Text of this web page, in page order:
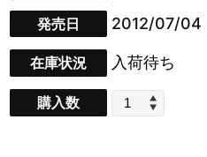
発売日 2012/07/04
在庫状況 入荷待ち
購入数